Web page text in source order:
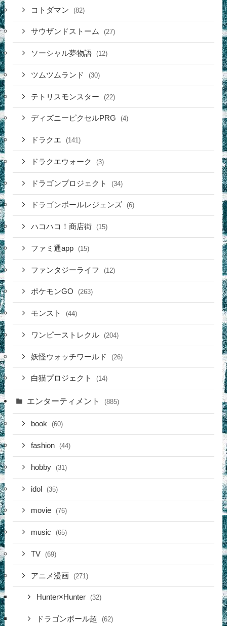
コトダマン (82)
サウザンドストーム (27)
ソーシャル夢物語 (12)
ツムツムランド (30)
テトリスモンスター (22)
ディズニーピクセルPRG (4)
ドラクエ (141)
ドラクエウォーク (3)
ドラゴンプロジェクト (34)
ドラゴンボールレジェンズ (6)
ハコハコ！商店街 (15)
ファミ通app (15)
ファンタジーライフ (12)
ポケモンGO (263)
モンスト (44)
ワンピーストレクル (204)
妖怪ウォッチワールド (26)
白猫プロジェクト (14)
エンターティメント (885)
book (60)
fashion (44)
hobby (31)
idol (35)
movie (76)
music (65)
TV (69)
アニメ漫画 (271)
Hunter×Hunter (32)
ドラゴンボール超 (62)